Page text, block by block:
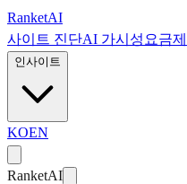
본문으로 건너뛰기
RanketAI
사이트 진단AI 가시성 요금제
인사이트
KOEN
RanketAI